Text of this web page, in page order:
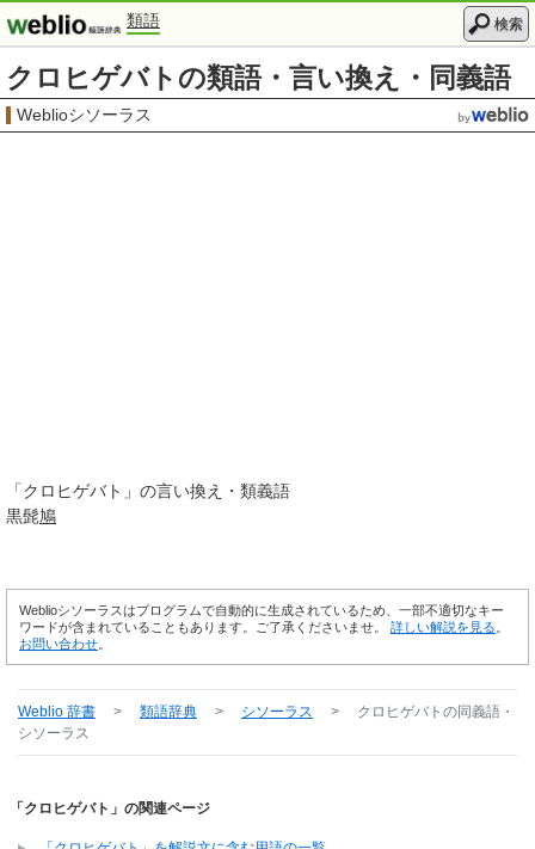
類語 検索
クロヒゲバトの類語・言い換え・同義語
Weblioシソーラス
「クロヒゲバト 」の言い換え・類義語
黒髭鳩
Weblioシソーラスはプログラムで自動的に生成されているため、一部不適切なキー
ワードが含まれていることもあります。ご了承くださいませ。 詳しい解説を見る
お問い合わせ
Weblio 辞書 > 類語辞典 > シソーラス > クロヒゲバト の同義語・
シソーラス
「クロヒゲバト」の関連ページ